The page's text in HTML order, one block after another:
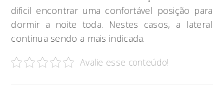
dificil encontrar uma confortável posição para
dormir a noite toda. Nestes casos, a lateral
continua sendo a mais indicada.
Avalie esse conteúdo!